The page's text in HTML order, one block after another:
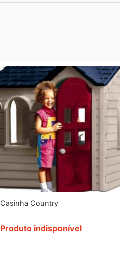
Casinha Country
Produto indisponível